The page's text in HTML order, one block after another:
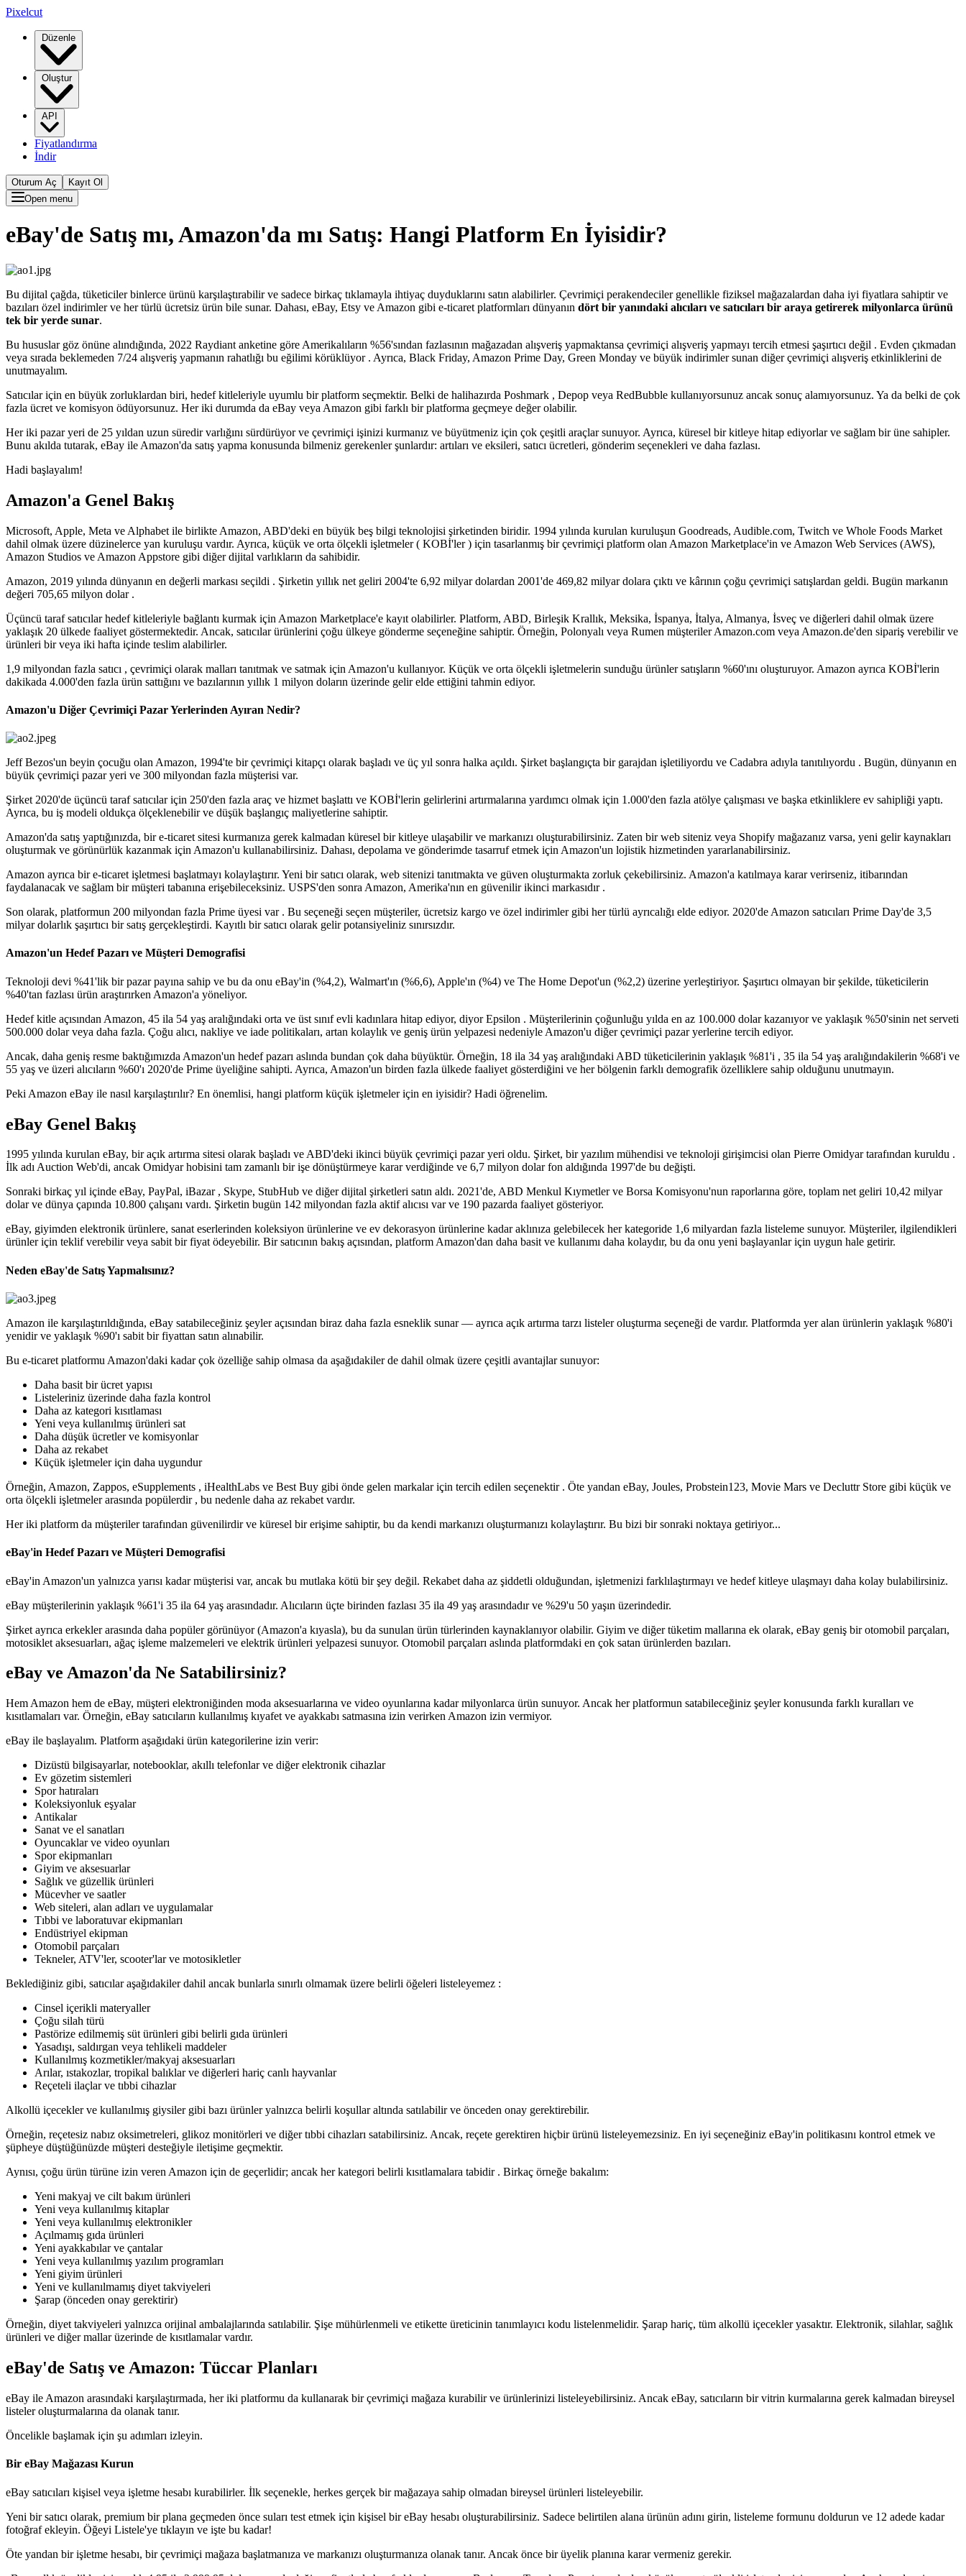
Pixelcut
Düzenle
Oluştur
API
Fiyatlandırma
İndir
Oturum Aç
Kayıt Ol
Open menu
eBay'de Satış mı, Amazon'da mı Satış: Hangi Platform En İyisidir?
Bu dijital çağda, tüketiciler binlerce ürünü karşılaştırabilir ve sadece birkaç tıklamayla ihtiyaç duyduklarını satın alabilirler. Çevrimiçi perakendeciler genellikle fiziksel mağazalardan daha iyi fiyatlara sahiptir ve
bazıları özel indirimler ve her türlü ücretsiz ürün bile sunar. Dahası, eBay, Etsy ve Amazon gibi e-ticaret platformları dünyanın dört bir yanındaki alıcıları ve satıcıları bir araya getirerek milyonlarca ürünü
tek bir yerde sunar.
Bu hususlar göz önüne alındığında, 2022 Raydiant anketine göre Amerikalıların %56'sından fazlasının mağazadan alışveriş yapmaktansa çevrimiçi alışveriş yapmayı tercih etmesi şaşırtıcı değil . Evden çıkmadan
veya sırada beklemeden 7/24 alışveriş yapmanın rahatlığı bu eğilimi körüklüyor . Ayrıca, Black Friday, Amazon Prime Day, Green Monday ve büyük indirimler sunan diğer çevrimiçi alışveriş etkinliklerini de
unutmayalım.
Satıcılar için en büyük zorluklardan biri, hedef kitleleriyle uyumlu bir platform seçmektir. Belki de halihazırda Poshmark , Depop veya RedBubble kullanıyorsunuz ancak sonuç alamıyorsunuz. Ya da belki de çok
fazla ücret ve komisyon ödüyorsunuz. Her iki durumda da eBay veya Amazon gibi farklı bir platforma geçmeye değer olabilir.
Her iki pazar yeri de 25 yıldan uzun süredir varlığını sürdürüyor ve çevrimiçi işinizi kurmanız ve büyütmeniz için çok çeşitli araçlar sunuyor. Ayrıca, küresel bir kitleye hitap ediyorlar ve sağlam bir üne sahipler.
Bunu akılda tutarak, eBay ile Amazon'da satış yapma konusunda bilmeniz gerekenler şunlardır: artıları ve eksileri, satıcı ücretleri, gönderim seçenekleri ve daha fazlası.
Hadi başlayalım!
Amazon'a Genel Bakış
Microsoft, Apple, Meta ve Alphabet ile birlikte Amazon, ABD'deki en büyük beş bilgi teknolojisi şirketinden biridir. 1994 yılında kurulan kuruluşun Goodreads, Audible.com, Twitch ve Whole Foods Market
dahil olmak üzere düzinelerce yan kuruluşu vardır. Ayrıca, küçük ve orta ölçekli işletmeler ( KOBİ'ler ) için tasarlanmış bir çevrimiçi platform olan Amazon Marketplace'in ve Amazon Web Services (AWS),
Amazon Studios ve Amazon Appstore gibi diğer dijital varlıkların da sahibidir.
Amazon, 2019 yılında dünyanın en değerli markası seçildi . Şirketin yıllık net geliri 2004'te 6,92 milyar dolardan 2001'de 469,82 milyar dolara çıktı ve kârının çoğu çevrimiçi satışlardan geldi. Bugün markanın
değeri 705,65 milyon dolar .
Üçüncü taraf satıcılar hedef kitleleriyle bağlantı kurmak için Amazon Marketplace'e kayıt olabilirler. Platform, ABD, Birleşik Krallık, Meksika, İspanya, İtalya, Almanya, İsveç ve diğerleri dahil olmak üzere
yaklaşık 20 ülkede faaliyet göstermektedir. Ancak, satıcılar ürünlerini çoğu ülkeye gönderme seçeneğine sahiptir. Örneğin, Polonyalı veya Rumen müşteriler Amazon.com veya Amazon.de'den sipariş verebilir ve
ürünleri bir veya iki hafta içinde teslim alabilirler.
1,9 milyondan fazla satıcı , çevrimiçi olarak malları tanıtmak ve satmak için Amazon'u kullanıyor. Küçük ve orta ölçekli işletmelerin sunduğu ürünler satışların %60'ını oluşturuyor. Amazon ayrıca KOBİ'lerin
dakikada 4.000'den fazla ürün sattığını ve bazılarının yıllık 1 milyon doların üzerinde gelir elde ettiğini tahmin ediyor.
Amazon'u Diğer Çevrimiçi Pazar Yerlerinden Ayıran Nedir?
Jeff Bezos'un beyin çocuğu olan Amazon, 1994'te bir çevrimiçi kitapçı olarak başladı ve üç yıl sonra halka açıldı. Şirket başlangıçta bir garajdan işletiliyordu ve Cadabra adıyla tanıtılıyordu . Bugün, dünyanın en
büyük çevrimiçi pazar yeri ve 300 milyondan fazla müşterisi var.
Şirket 2020'de üçüncü taraf satıcılar için 250'den fazla araç ve hizmet başlattı ve KOBİ'lerin gelirlerini artırmalarına yardımcı olmak için 1.000'den fazla atölye çalışması ve başka etkinliklere ev sahipliği yaptı.
Ayrıca, bu iş modeli oldukça ölçeklenebilir ve düşük başlangıç ​​maliyetlerine sahiptir.
Amazon'da satış yaptığınızda, bir e-ticaret sitesi kurmanıza gerek kalmadan küresel bir kitleye ulaşabilir ve markanızı oluşturabilirsiniz. Zaten bir web siteniz veya Shopify mağazanız varsa, yeni gelir kaynakları
oluşturmak ve görünürlük kazanmak için Amazon'u kullanabilirsiniz. Dahası, depolama ve gönderimde tasarruf etmek için Amazon'un lojistik hizmetinden yararlanabilirsiniz.
Amazon ayrıca bir e-ticaret işletmesi başlatmayı kolaylaştırır. Yeni bir satıcı olarak, web sitenizi tanıtmakta ve güven oluşturmakta zorluk çekebilirsiniz. Amazon'a katılmaya karar verirseniz, itibarından
faydalanacak ve sağlam bir müşteri tabanına erişebileceksiniz. USPS'den sonra Amazon, Amerika'nın en güvenilir ikinci markasıdır .
Son olarak, platformun 200 milyondan fazla Prime üyesi var . Bu seçeneği seçen müşteriler, ücretsiz kargo ve özel indirimler gibi her türlü ayrıcalığı elde ediyor. 2020'de Amazon satıcıları Prime Day'de 3,5
milyar dolarlık şaşırtıcı bir satış gerçekleştirdi. Kayıtlı bir satıcı olarak gelir potansiyeliniz sınırsızdır.
Amazon'un Hedef Pazarı ve Müşteri Demografisi
Teknoloji devi %41'lik bir pazar payına sahip ve bu da onu eBay'in (%4,2), Walmart'ın (%6,6), Apple'ın (%4) ve The Home Depot'un (%2,2) üzerine yerleştiriyor. Şaşırtıcı olmayan bir şekilde, tüketicilerin
%40'tan fazlası ürün araştırırken Amazon'a yöneliyor.
Hedef kitle açısından Amazon, 45 ila 54 yaş aralığındaki orta ve üst sınıf evli kadınlara hitap ediyor, diyor Epsilon . Müşterilerinin çoğunluğu yılda en az 100.000 dolar kazanıyor ve yaklaşık %50'sinin net serveti
500.000 dolar veya daha fazla. Çoğu alıcı, nakliye ve iade politikaları, artan kolaylık ve geniş ürün yelpazesi nedeniyle Amazon'u diğer çevrimiçi pazar yerlerine tercih ediyor.
Ancak, daha geniş resme baktığımızda Amazon'un hedef pazarı aslında bundan çok daha büyüktür. Örneğin, 18 ila 34 yaş aralığındaki ABD tüketicilerinin yaklaşık %81'i , 35 ila 54 yaş aralığındakilerin %68'i ve
55 yaş ve üzeri alıcıların %60'ı 2020'de Prime üyeliğine sahipti. Ayrıca, Amazon'un birden fazla ülkede faaliyet gösterdiğini ve her bölgenin farklı demografik özelliklere sahip olduğunu unutmayın.
Peki Amazon eBay ile nasıl karşılaştırılır? En önemlisi, hangi platform küçük işletmeler için en iyisidir? Hadi öğrenelim.
eBay Genel Bakış
1995 yılında kurulan eBay, bir açık artırma sitesi olarak başladı ve ABD'deki ikinci büyük çevrimiçi pazar yeri oldu. Şirket, bir yazılım mühendisi ve teknoloji girişimcisi olan Pierre Omidyar tarafından kuruldu .
İlk adı Auction Web'di, ancak Omidyar hobisini tam zamanlı bir işe dönüştürmeye karar verdiğinde ve 6,7 milyon dolar fon aldığında 1997'de bu değişti.
Sonraki birkaç yıl içinde eBay, PayPal, iBazar , Skype, StubHub ve diğer dijital şirketleri satın aldı. 2021'de, ABD Menkul Kıymetler ve Borsa Komisyonu'nun raporlarına göre, toplam net geliri 10,42 milyar
dolar ve dünya çapında 10.800 çalışanı vardı. Şirketin bugün 142 milyondan fazla aktif alıcısı var ve 190 pazarda faaliyet gösteriyor.
eBay, giyimden elektronik ürünlere, sanat eserlerinden koleksiyon ürünlerine ve ev dekorasyon ürünlerine kadar aklınıza gelebilecek her kategoride 1,6 milyardan fazla listeleme sunuyor. Müşteriler, ilgilendikleri
ürünler için teklif verebilir veya sabit bir fiyat ödeyebilir. Bir satıcının bakış açısından, platform Amazon'dan daha basit ve kullanımı daha kolaydır, bu da onu yeni başlayanlar için uygun hale getirir.
Neden eBay'de Satış Yapmalısınız?
Amazon ile karşılaştırıldığında, eBay satabileceğiniz şeyler açısından biraz daha fazla esneklik sunar — ayrıca açık artırma tarzı listeler oluşturma seçeneği de vardır. Platformda yer alan ürünlerin yaklaşık %80'i
yenidir ve yaklaşık %90'ı sabit bir fiyattan satın alınabilir.
Bu e-ticaret platformu Amazon'daki kadar çok özelliğe sahip olmasa da aşağıdakiler de dahil olmak üzere çeşitli avantajlar sunuyor:
Daha basit bir ücret yapısı
Listeleriniz üzerinde daha fazla kontrol
Daha az kategori kısıtlaması
Yeni veya kullanılmış ürünleri sat
Daha düşük ücretler ve komisyonlar
Daha az rekabet
Küçük işletmeler için daha uygundur
Örneğin, Amazon, Zappos, eSupplements , iHealthLabs ve Best Buy gibi önde gelen markalar için tercih edilen seçenektir . Öte yandan eBay, Joules, Probstein123, Movie Mars ve Decluttr Store gibi küçük ve
orta ölçekli işletmeler arasında popülerdir , bu nedenle daha az rekabet vardır.
Her iki platform da müşteriler tarafından güvenilirdir ve küresel bir erişime sahiptir, bu da kendi markanızı oluşturmanızı kolaylaştırır. Bu bizi bir sonraki noktaya getiriyor...
eBay'in Hedef Pazarı ve Müşteri Demografisi
eBay'in Amazon'un yalnızca yarısı kadar müşterisi var, ancak bu mutlaka kötü bir şey değil. Rekabet daha az şiddetli olduğundan, işletmenizi farklılaştırmayı ve hedef kitleye ulaşmayı daha kolay bulabilirsiniz.
eBay müşterilerinin yaklaşık %61'i 35 ila 64 yaş arasındadır. Alıcıların üçte birinden fazlası 35 ila 49 yaş arasındadır ve %29'u 50 yaşın üzerindedir.
Şirket ayrıca erkekler arasında daha popüler görünüyor (Amazon'a kıyasla), bu da sunulan ürün türlerinden kaynaklanıyor olabilir. Giyim ve diğer tüketim mallarına ek olarak, eBay geniş bir otomobil parçaları,
motosiklet aksesuarları, ağaç işleme malzemeleri ve elektrik ürünleri yelpazesi sunuyor. Otomobil parçaları aslında platformdaki en çok satan ürünlerden bazıları.
eBay ve Amazon'da Ne Satabilirsiniz?
Hem Amazon hem de eBay, müşteri elektroniğinden moda aksesuarlarına ve video oyunlarına kadar milyonlarca ürün sunuyor. Ancak her platformun satabileceğiniz şeyler konusunda farklı kuralları ve
kısıtlamaları var. Örneğin, eBay satıcıların kullanılmış kıyafet ve ayakkabı satmasına izin verirken Amazon izin vermiyor.
eBay ile başlayalım. Platform aşağıdaki ürün kategorilerine izin verir:
Dizüstü bilgisayarlar, notebooklar, akıllı telefonlar ve diğer elektronik cihazlar
Ev gözetim sistemleri
Spor hatıraları
Koleksiyonluk eşyalar
Antikalar
Sanat ve el sanatları
Oyuncaklar ve video oyunları
Spor ekipmanları
Giyim ve aksesuarlar
Sağlık ve güzellik ürünleri
Mücevher ve saatler
Web siteleri, alan adları ve uygulamalar
Tıbbi ve laboratuvar ekipmanları
Endüstriyel ekipman
Otomobil parçaları
Tekneler, ATV'ler, scooter'lar ve motosikletler
Beklediğiniz gibi, satıcılar aşağıdakiler dahil ancak bunlarla sınırlı olmamak üzere belirli öğeleri listeleyemez :
Cinsel içerikli materyaller
Çoğu silah türü
Pastörize edilmemiş süt ürünleri gibi belirli gıda ürünleri
Yasadışı, saldırgan veya tehlikeli maddeler
Kullanılmış kozmetikler/makyaj aksesuarları
Arılar, ıstakozlar, tropikal balıklar ve diğerleri hariç canlı hayvanlar
Reçeteli ilaçlar ve tıbbi cihazlar
Alkollü içecekler ve kullanılmış giysiler gibi bazı ürünler yalnızca belirli koşullar altında satılabilir ve önceden onay gerektirebilir.
Örneğin, reçetesiz nabız oksimetreleri, glikoz monitörleri ve diğer tıbbi cihazları satabilirsiniz. Ancak, reçete gerektiren hiçbir ürünü listeleyemezsiniz. En iyi seçeneğiniz eBay'in politikasını kontrol etmek ve
şüpheye düştüğünüzde müşteri desteğiyle iletişime geçmektir.
Aynısı, çoğu ürün türüne izin veren Amazon için de geçerlidir; ancak her kategori belirli kısıtlamalara tabidir . Birkaç örneğe bakalım:
Yeni makyaj ve cilt bakım ürünleri
Yeni veya kullanılmış kitaplar
Yeni veya kullanılmış elektronikler
Açılmamış gıda ürünleri
Yeni ayakkabılar ve çantalar
Yeni veya kullanılmış yazılım programları
Yeni giyim ürünleri
Yeni ve kullanılmamış diyet takviyeleri
Şarap (önceden onay gerektirir)
Örneğin, diyet takviyeleri yalnızca orijinal ambalajlarında satılabilir. Şişe mühürlenmeli ve etikette üreticinin tanımlayıcı kodu listelenmelidir. Şarap hariç, tüm alkollü içecekler yasaktır. Elektronik, silahlar, sağlık
ürünleri ve diğer mallar üzerinde de kısıtlamalar vardır.
eBay'de Satış ve Amazon: Tüccar Planları
eBay ile Amazon arasındaki karşılaştırmada, her iki platformu da kullanarak bir çevrimiçi mağaza kurabilir ve ürünlerinizi listeleyebilirsiniz. Ancak eBay, satıcıların bir vitrin kurmalarına gerek kalmadan bireysel
listeler oluşturmalarına da olanak tanır.
Öncelikle başlamak için şu adımları izleyin.
Bir eBay Mağazası Kurun
eBay satıcıları kişisel veya işletme hesabı kurabilirler. İlk seçenekle, herkes gerçek bir mağazaya sahip olmadan bireysel ürünleri listeleyebilir.
Yeni bir satıcı olarak, premium bir plana geçmeden önce suları test etmek için kişisel bir eBay hesabı oluşturabilirsiniz. Sadece belirtilen alana ürünün adını girin, listeleme formunu doldurun ve 12 adede kadar
fotoğraf ekleyin. Öğeyi Listele'ye tıklayın ve işte bu kadar!
Öte yandan bir işletme hesabı, bir çevrimiçi mağaza başlatmanıza ve markanızı oluşturmanıza olanak tanır. Ancak önce bir üyelik planına karar vermeniz gerekir.